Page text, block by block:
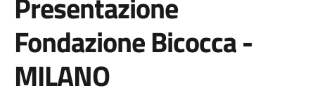
Fondazione Bicocca -
MILANO